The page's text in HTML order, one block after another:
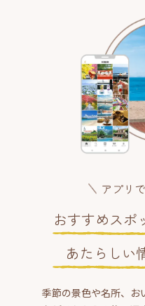
アプリ
おすすめスポ
あたらしい
季節の景色や名所、お